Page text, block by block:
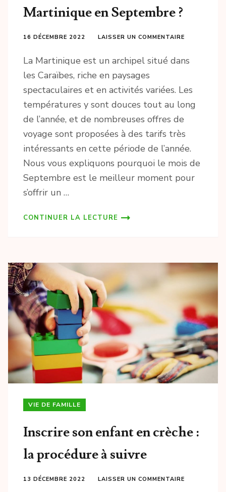
Martinique en Septembre ?
16 DÉCEMBRE 2022 LAISSER UN COMMENTAIRE
La Martinique est un archipel situé dans
les Caraïbes, riche en paysages
spectaculaires et en activités variées. Les
températures y sont douces tout au long
de l’année, et de nombreuses offres de
voyage sont proposées à des tarifs très
intéressants en cette période de l’année.
Nous vous expliquons pourquoi le mois de
Septembre est le meilleur moment pour
s’offrir un …
CONTINUER LA LECTURE
VIE DE FAMILLE
Inscrire son enfant en crèche :
la procédure à suivre
13 DÉCEMBRE 2022 LAISSER UN COMMENTAIRE